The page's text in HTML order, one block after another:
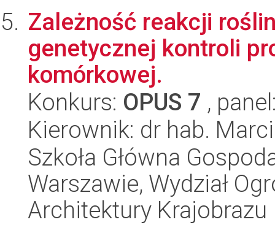
Zależność reakcji
genetycznej kontroli
komórkowej.
Konkurs: OPUS 7 ,
Kierownik: dr hab.
Szkoła Główna
Warszawie, Wydział
Architektury Krajobrazu